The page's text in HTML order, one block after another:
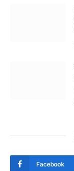
Facebook